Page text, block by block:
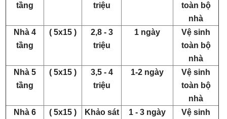
tầng
triệu
toàn bộ
nhà
Nhà 4
tầng
( 5x15 )
2,8 - 3
triệu
1 ngày
Vệ sinh
toàn bộ
nhà
Nhà 5
tầng
( 5x15 )
3,5 - 4
triệu
1-2 ngày
Vệ sinh
toàn bộ
nhà
Nhà 6
( 5x15 )
Khảo sát
1 - 3 ngày
Vệ sinh